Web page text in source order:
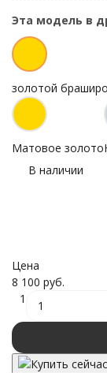
Эта модель в
золотой
Матовое золото
В наличии
Цена
8 100 руб.
1
Купить сейчас